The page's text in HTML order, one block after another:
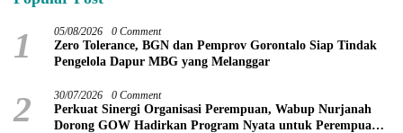
1 05/08/2026 0 Comment
Zero Tolerance, BGN dan Pemprov Gorontalo Siap Tindak
Pengelola Dapur MBG yang Melanggar
2 30/07/2026 0 Comment
Perkuat Sinergi Organisasi Perempuan, Wabup Nurjanah
Dorong GOW Hadirkan Program Nyata untuk Perempuan